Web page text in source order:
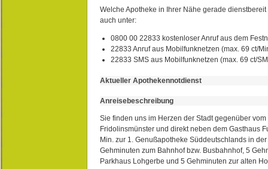
Welche Apotheke in Ihrer Nähe gerade
auch unter:
0800 00 22833 kostenloser Anruf aus dem
22833 Anruf aus Mobilfunknetzen (max. 69 ct/
22833 SMS aus Mobilfunknetzen (max. 69 ct/
Aktueller Apothekennotdienst
Anreisebeschreibung
Sie finden uns im Herzen der Stadt gegenüber
Fridolinsmünster und direkt neben dem Gasthaus
Min. zur 1. Genußapotheke Süddeutschlands in
Gehminuten zum Bahnhof bzw. Busbahnhof, 5
Parkhaus Lohgerbe und 5 Gehminuten zur alten